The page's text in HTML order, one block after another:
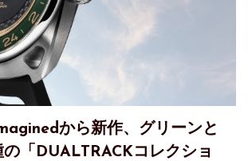
から新作、グリーンと
「DUALTRACKコレクショ